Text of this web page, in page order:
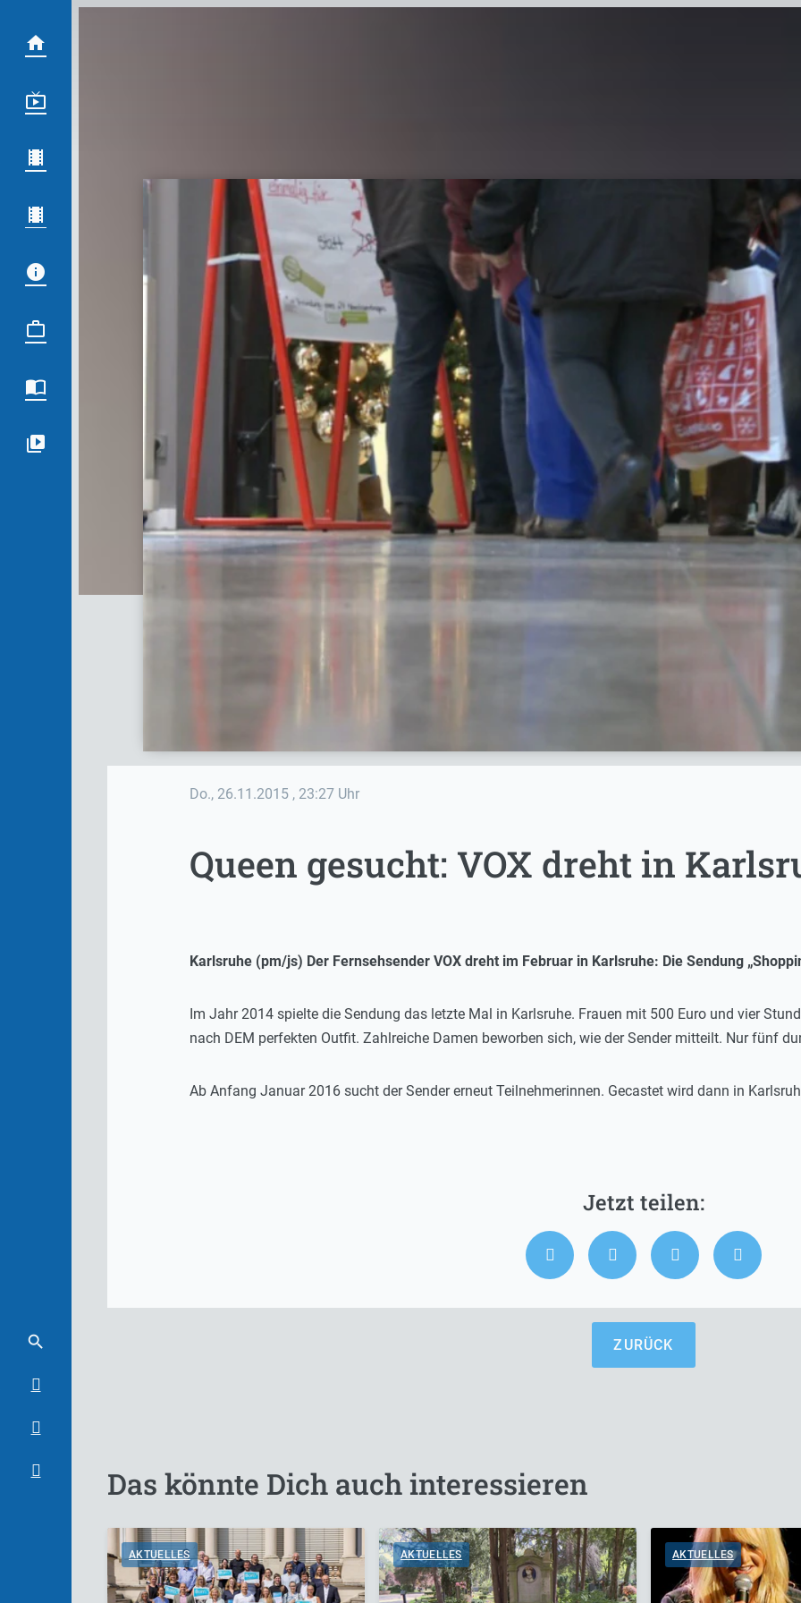
Do., 26.11.2015 , 23:27 Uhr
Queen gesucht: VOX dreht in
Karlsruhe (pm/js) Der Fernsehsender VOX dreht im Februar in Karlsruhe: Die Sendung
Im Jahr 2014 spielte die Sendung das letzte Mal in Karlsruhe. Frauen mit 500 Euro und vier
nach DEM perfekten Outfit. Zahlreiche Damen beworben sich, wie der Sender mitteilt. Nur fünf
Ab Anfang Januar 2016 sucht der Sender erneut Teilnehmerinnen. Gecastet wird dann in
ZURÜCK
Das könnte Dich auch interessieren
AKTUELLES AKTUELLES AKTUELLES